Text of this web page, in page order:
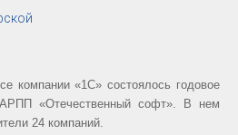
компании «1С» состоялось годовое
«Отечественный софт». В нем
24 компаний.